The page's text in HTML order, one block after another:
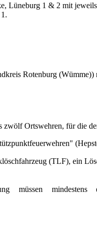
Lüneburg 1 & 2 mit
Rotenburg
zwölf Ortswehren, für die
(TLF), ein
müssen